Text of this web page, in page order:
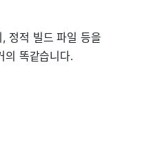
정적 빌드 파일 등을
의 똑같습니다.